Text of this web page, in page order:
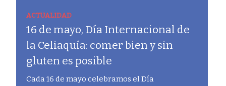
ACTUALIDAD
16 de mayo, Día Internacional de
la Celiaquía: comer bien y sin
gluten es posible
Cada 16 de mayo celebramos el Día